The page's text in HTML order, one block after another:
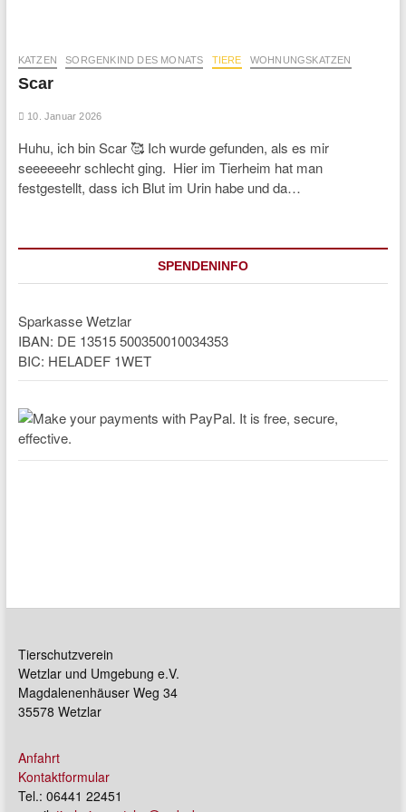
KATZEN SORGENKIND DES MONATS TIERE WOHNUNGSKATZEN
Scar
10. Januar 2026
Huhu, ich bin Scar 🥰 Ich wurde gefunden, als es mir
seeeeeehr schlecht ging. Hier im Tierheim hat man
festgestellt, dass ich Blut im Urin habe und da…
SPENDENINFO
Sparkasse Wetzlar
IBAN: DE 13515 500350010034353
BIC: HELADEF 1WET
Tierschutzverein
Wetzlar und Umgebung e.V.
Magdalenenhäuser Weg 34
35578 Wetzlar
Anfahrt
Kontaktformular
Tel.: 06441 22451